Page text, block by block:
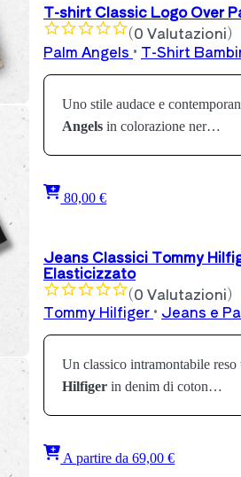
T-shirt Classic Logo Over
(0 Valutazioni)
Palm Angels • T-Shirt
Uno stile audace e
Angels in colorazione ner…
80,00 €
Jeans Classici Tommy
Elasticizzato
(0 Valutazioni)
Tommy Hilfiger • Jeans e
Un classico intramontabile
Hilfiger in denim di coton…
A partire da 69,00 €